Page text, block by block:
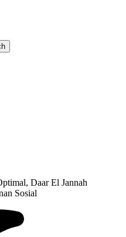
Daar El Jannah
Sosial